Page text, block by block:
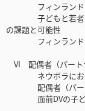
フィンランドに
子どもと若者に
の課題と可能性
フィンランドに
VI 配偶者（パート
ネウボラにおけ
配偶者（パート
面前DVの子ど